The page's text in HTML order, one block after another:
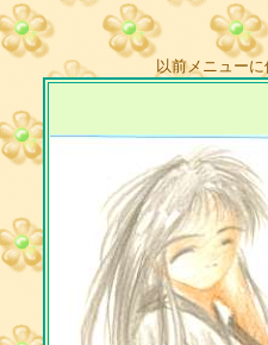
以前メニュー